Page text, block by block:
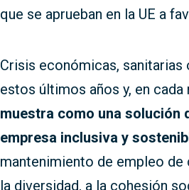
que se aprueban en la UE a
Crisis económicas, sanitarias
estos últimos años y, en cada
muestra como una solución
empresa inclusiva y
mantenimiento de empleo de
la diversidad, a la cohesión